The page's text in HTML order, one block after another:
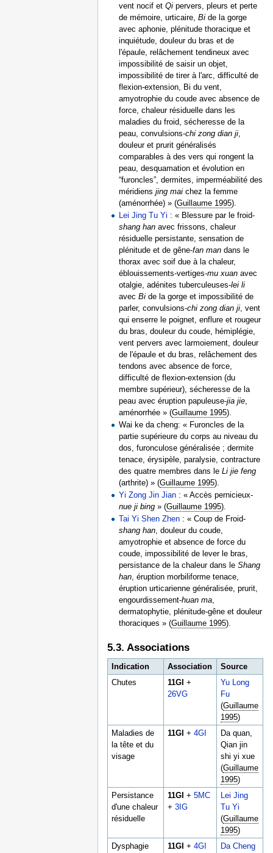
vent nocif etQi pervers, pleurs et perte
de mémoire, urticaire,Bi de la gorge
avec aphonie, plénitude thoracique et
inquiétude, douleur du bras et de
l'épaule, relâchement tendineux avec
impossibilité de saisir un objet,
impossibilité de tirer à l'arc, difficulté de
flexion-extension, Bi du vent,
amyotrophie du coude avec absence de
force, chaleur résiduelle dans les
maladies du froid, sécheresse de la
peau, convulsions-chi zong dian ji
douleur et prurit généralisés
comparables à des vers qui rongent la
peau, desquamation et évolution en
“furoncles”, dermites, imperméabilité des
méridiensjing mai chez la femme
(aménorrhée) » (Guillaume 1995).
Lei Jing Tu Yi : « Blessure par le froid-
shang han avec frissons, chaleur
résiduelle persistante, sensation de
plénitude et de gêne-fan man dans le
thorax avec soif due à la chaleur,
éblouissements-vertiges-mu xuan avec
otalgie, adénites tuberculeuses-lei li
avecBi de la gorge et impossibilité de
parler, convulsions-chi zong dian ji , vent
qui enserre le poignet, enflure et rougeur
du bras, douleur du coude, hémiplégie,
vent pervers avec larmoiement, douleur
de l'épaule et du bras, relâchement des
tendons avec absence de force,
difficulté de flexion-extension (du
membre supérieur), sécheresse de la
peau avec éruption papuleuse-jia jie
aménorrhée » (Guillaume 1995).
Wai ke da cheng: « Furoncles de la
partie supérieure du corps au niveau du
dos, furonculose généralisée ; dermite
tenace, érysipèle, paralysie, contracture
des quatre membres dans leLi jie feng
(arthrite) » (Guillaume 1995).
Yi Zong Jin Jian : « Accès pernicieux-
nue ji bing » (Guillaume 1995).
Tai Yi Shen Zhen : « Coup de Froid-
shang han , douleur du coude,
amyotrophie et absence de force du
coude, impossibilité de lever le bras,
persistance de la chaleur dans leShang
han , éruption morbiliforme tenace,
éruption urticarienne généralisée, prurit,
engourdissement-huan ma
dermatophytie, plénitude-gêne et douleur
thoraciques » (Guillaume 1995).
5.3. Associations
Indication Association
Source
Chutes
11GI +
26VG
Yu Long
Fu
(Guillaume
1995)
Maladies de
la tête et du
visage
11GI +4GI
Da quan,
Qian jin
shi yi xue
(Guillaume
1995)
Persistance
d'une chaleur
résiduelle
11GI +5MC
+3IG
Lei Jing
Tu Yi
(Guillaume
1995)
Dysphagie
11GI +4GI
Da Cheng